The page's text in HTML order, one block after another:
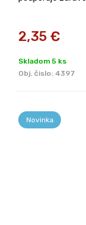
2,35 €
Skladom 5 ks
Obj. čislo: 4397
Novinka